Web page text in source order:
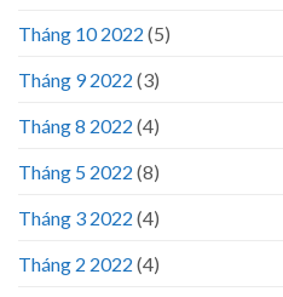
Tháng 10 2022 (5)
Tháng 9 2022 (3)
Tháng 8 2022 (4)
Tháng 5 2022 (8)
Tháng 3 2022 (4)
Tháng 2 2022 (4)